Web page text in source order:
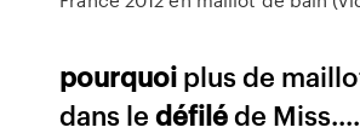
pourquoi plus de
dans ledéfiléde